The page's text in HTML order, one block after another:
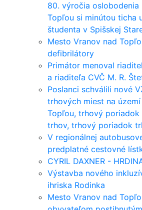
80. výročia oslobodenia
Topľou si minútou ticha
študenta v Spišskej
Mesto Vranov nad
defibrilátory
Primátor menoval
a riaditeľa CVČ M. R.
Poslanci schválili nové
trhových miest na
Topľou, trhový
trhov, trhový poriadok
V regionálnej
predplatné cestovné
CYRIL DAXNER -
Výstavba nového
ihriska Rodinka
Mesto Vranov nad